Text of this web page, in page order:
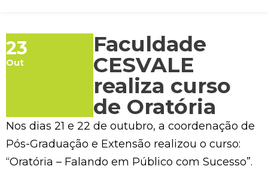
23
Out
Faculdade
CESVALE
realiza curso
de Oratória
Nos dias 21 e 22 de outubro, a coordenação de
Pós-Graduação e Extensão realizou o curso:
“Oratória – Falando em Público com Sucesso”.